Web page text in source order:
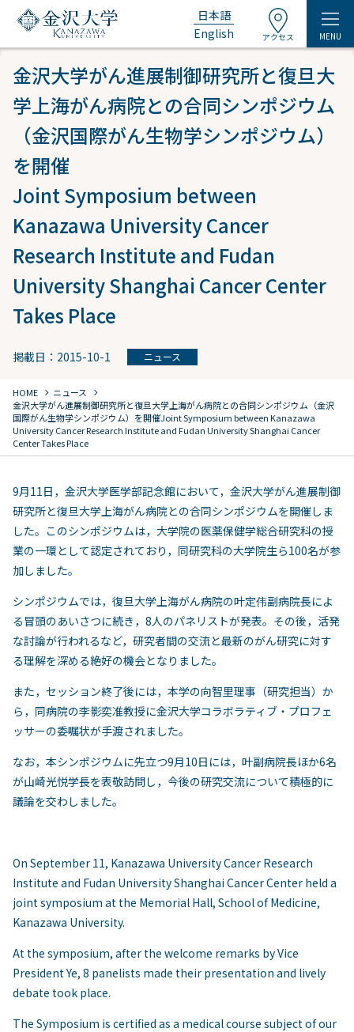
日本語
English
アクセス MENU
金沢大学がん進展制御研究所と復旦大
学上海がん病院との合同シンポジウム
（金沢国際がん生物学シンポジウム）
を開催
Joint Symposium between
Kanazawa University Cancer
Research Institute and Fudan
University Shanghai Cancer Center
Takes Place
掲載日：2015-10-1 ニュース
HOME chevron_right ニュース chevron_right
金沢大学がん進展制御研究所と復旦大学上海がん病院との合同シンポジウム（金沢
国際がん生物学シンポジウム）を開催Joint Symposium between Kanazawa
University Cancer Research Institute and Fudan University Shanghai Cancer
Center Takes Place
9月11日，金沢大学医学部記念館において，金沢大学がん進展制御
研究所と復旦大学上海がん病院との合同シンポジウムを開催しま
した。このシンポジウムは，大学院の医薬保健学総合研究科の授
業の一環として認定されており，同研究科の大学院生ら100名が参
加しました。
シンポジウムでは，復旦大学上海がん病院の叶定伟副病院長によ
る冒頭のあいさつに続き，8人のパネリストが発表。その後，活発
な討論が行われるなど，研究者間の交流と最新のがん研究に対す
る理解を深める絶好の機会となりました。
また，セッション終了後には，本学の向智里理事（研究担当）か
ら，同病院の李影奕准教授に金沢大学コラボラティブ・プロフェ
ッサーの委嘱状が手渡されました。
なお，本シンポジウムに先立つ9月10日には，叶副病院長ほか6名
が山崎光悦学長を表敬訪問し，今後の研究交流について積極的に
議論を交わしました。
On September 11, Kanazawa University Cancer Research
Institute and Fudan University Shanghai Cancer Center held a
joint symposium at the Memorial Hall, School of Medicine,
Kanazawa University.
At the symposium, after the welcome remarks by Vice
President Ye, 8 panelists made their presentation and lively
debate took place.
The Symposium is certified as a medical course subject of our